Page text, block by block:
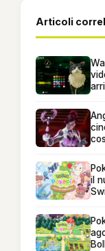
Articoli
il